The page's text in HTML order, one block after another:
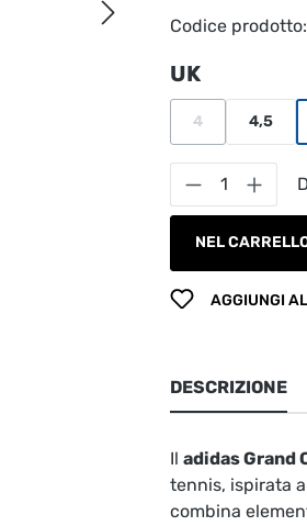
Codice prodotto:
Seleziona
UK
4
(Questa
4,5
Quantità
NEL
AGGIUNGI
DESCRIZIONE
Il adidas Grand
tennis, ispirata
combina